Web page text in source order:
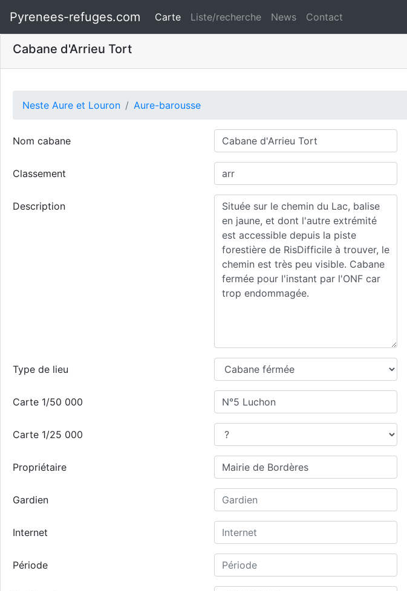
Pyrenees-refuges.com Carte Liste/recherche News Contact
Cabane d'Arrieu Tort
Neste Aure et Louron Aure-barousse
Nom cabane
Classement
Description
Type de lieu
Carte 1/50 000
Carte 1/25 000
Propriétaire
Gardien
Internet
Période